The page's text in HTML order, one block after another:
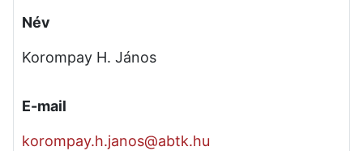
Név
Korompay H. János
E-mail
korompay.h.janos@abtk.hu